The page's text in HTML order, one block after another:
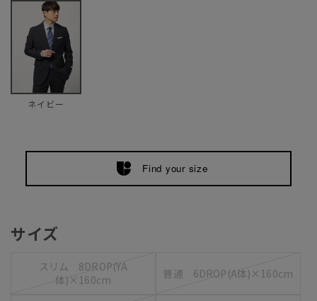
ネイビー
Find your size
サイズ
スリム 8DROP(YA
体)×160cm
普通 6DROP(A体)×160cm